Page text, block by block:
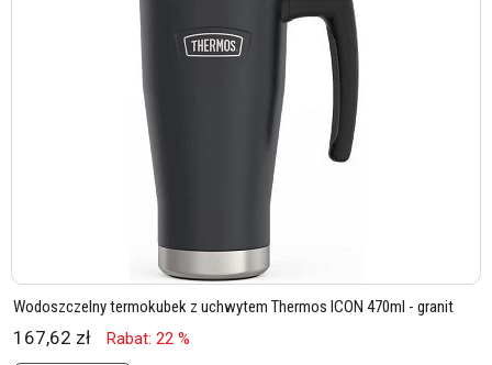
Wodoszczelny termokubek z uchwytem Thermos ICON 470ml - granit
167,62 zł Rabat: 22 %